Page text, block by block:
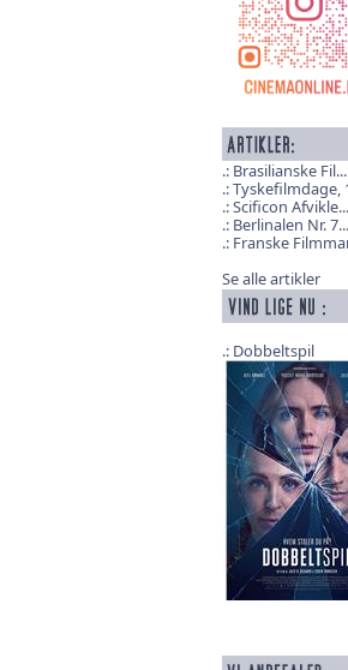
Brasilianske Fil...
Tyskefilmdage,
Scificon Afvikle...
Berlinalen Nr. 7...
Franske
Se alle artikler
Dobbeltspil